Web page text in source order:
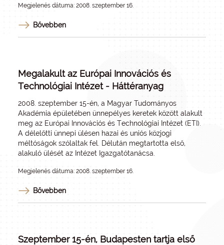
Megjelenés dátuma: 2008. szeptember 16.
Bővebben
Megalakult az Európai Innovációs és
Technológiai Intézet - Háttéranyag
2008. szeptember 15-én, a Magyar Tudományos
Akadémia épületében ünnepélyes keretek között alakult
meg az Európai Innovációs és Technológiai Intézet (ETI).
A délelőtti ünnepi ülésen hazai és uniós közjogi
méltóságok szólaltak fel. Délután megtartotta első,
alakuló ülését az Intézet Igazgatótanácsa.
Megjelenés dátuma: 2008. szeptember 16.
Bővebben
Szeptember 15-én, Budapesten tartja első